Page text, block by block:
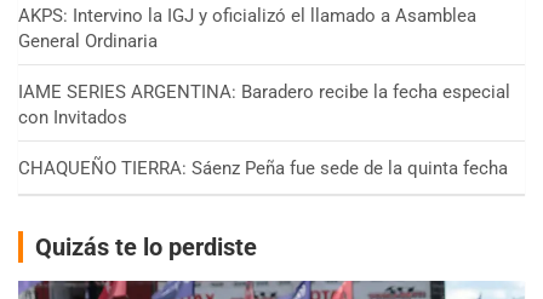
AKPS: Intervino la IGJ y oficializó el llamado a Asamblea
General Ordinaria
IAME SERIES ARGENTINA: Baradero recibe la fecha especial
con Invitados
CHAQUEÑO TIERRA: Sáenz Peña fue sede de la quinta fecha
Quizás te lo perdiste